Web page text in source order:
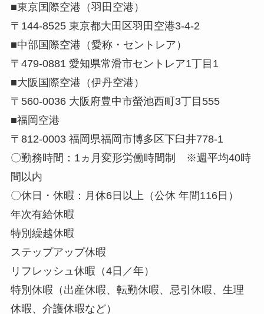
■東京国際空港（羽田空港）
〒144-8525 東京都大田区羽田空港3-4-2
■中部国際空港（愛称・セントレア）
〒479-0881 愛知県常滑市セントレア1丁目1
■大阪国際空港（伊丹空港）
〒560-0036 大阪府豊中市螢池西町3丁目555
■福岡空港
〒812-0003 福岡県福岡市博多区下臼井778-1
〇勤務時間：1ヵ月変形労働時間制 ※週平均40時
間以内
〇休日・休暇：月休6日以上（公休 年間116日）
年次有給休暇
特別繰越休暇
ステップアップ休暇
リフレッシュ休暇（4日／年）
特別休暇（出産休暇、転勤休暇、忌引休暇、生理
休暇、介護休暇など）